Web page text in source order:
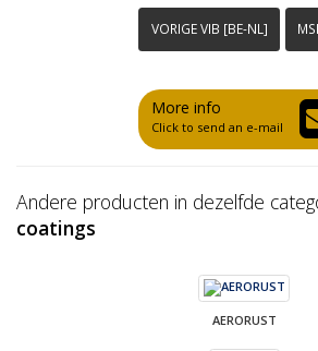
VORIGE VIB [BE-NL]
More info
Click to send an e-mail
Andere producten in dezelfde
coatings
AERORUST